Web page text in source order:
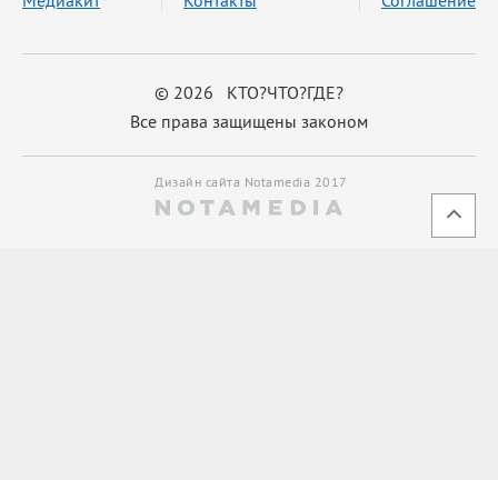
© 2026 КТО?ЧТО?ГДЕ?
Все права защищены законом
Дизайн сайта Notamedia 2017